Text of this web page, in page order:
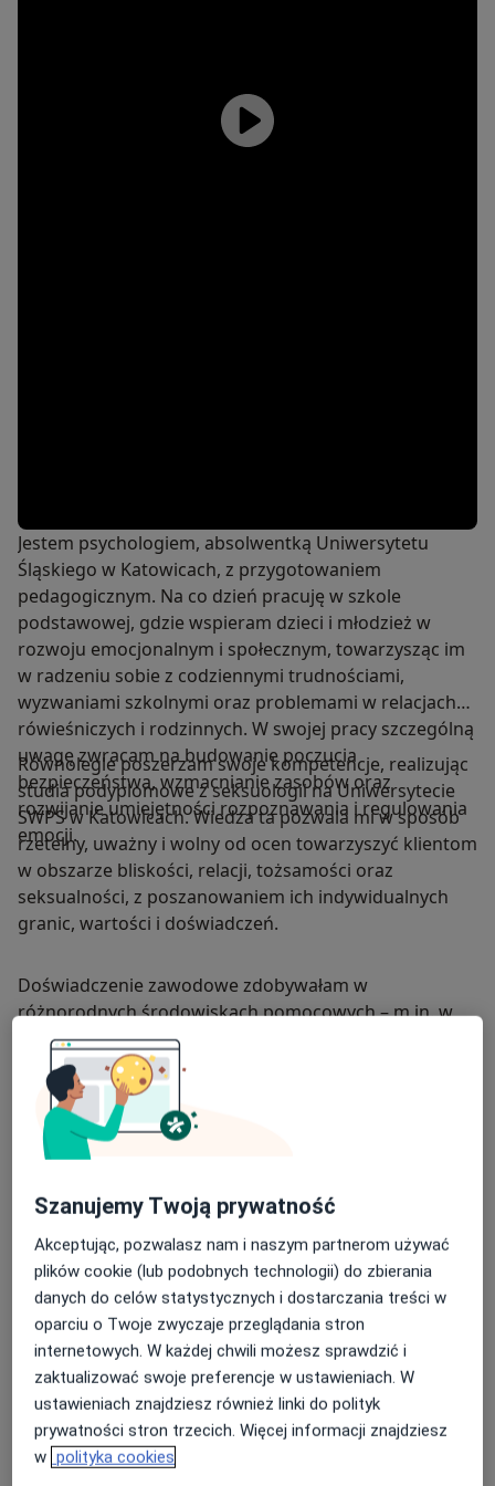
Jestem psychologiem, absolwentką Uniwersytetu
Śląskiego w Katowicach, z przygotowaniem
pedagogicznym. Na co dzień pracuję w szkole
podstawowej, gdzie wspieram dzieci i młodzież w
rozwoju emocjonalnym i społecznym, towarzysząc im
w radzeniu sobie z codziennymi trudnościami,
wyzwaniami szkolnymi oraz problemami w relacjach
rówieśniczych i rodzinnych. W swojej pracy szczególną
uwagę zwracam na budowanie poczucia
bezpieczeństwa, wzmacnianie zasobów oraz
rozwijanie umiejętności rozpoznawania i regulowania
emocji.
Równolegle poszerzam swoje kompetencje, realizując
studia podyplomowe z seksuologii na Uniwersytecie
SWPS w Katowicach. Wiedza ta pozwala mi w sposób
rzetelny, uważny i wolny od ocen towarzyszyć klientom
w obszarze bliskości, relacji, tożsamości oraz
seksualności, z poszanowaniem ich indywidualnych
granic, wartości i doświadczeń.
Doświadczenie zawodowe zdobywałam w
różnorodnych środowiskach pomocowych – m.in. w
Domu Pomocy Społecznej, Areszcie Śledczym oraz
szkołach podstawowych. Praca z osobami w różnych
momentach życia, mierzącymi się z odmiennymi
trudnościami, nauczyła mnie elastyczności, uważności
i patrzenia na problemy z szerokiej, systemowej
pracy do indywidualnych potrzeb klienta, jego
możliwości oraz aktualnej sytuacji życiowej.
Szczególnie bliska jest mi tematyka relacji, bliskości i
poczucia własnej wartości. W kontakcie
terapeutycznym stawiam na autentyczną, bezpieczną i
opartą na zaufaniu relację, w której można otwarcie
mówić o trudnościach, wątpliwościach, potrzebach i
emocjach – także tych, które bywają trudne lub
wstydliwe. Łączę wiedzę naukową z empatią,
uważnością i szacunkiem dla tempa oraz granic
Pracuję z osobami dorosłymi, młodzieżą oraz dziećmi
od 7. roku życia. Wspieram w obszarach takich jak:
Szanujemy Twoją prywatność
Akceptując, pozwalasz nam i naszym partnerom używać
plików cookie (lub podobnych technologii) do zbierania
danych do celów statystycznych i dostarczania treści w
oparciu o Twoje zwyczaje przeglądania stron
internetowych. W każdej chwili możesz sprawdzić i
zaktualizować swoje preferencje w ustawieniach. W
ustawieniach znajdziesz również linki do polityk
prywatności stron trzecich. Więcej informacji znajdziesz
w polityka cookies